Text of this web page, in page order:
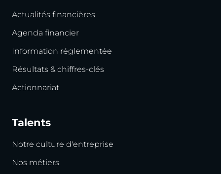
Actualités financières
Agenda financier
Information réglementée
Résultats & chiffres-clés
Actionnariat
Talents
Notre culture d'entreprise
Nos métiers